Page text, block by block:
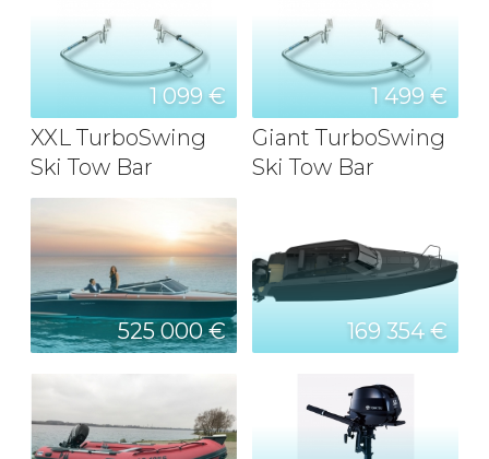
1 099 €
XXL TurboSwing
Ski Tow Bar
1 499 €
Giant TurboSwing
Ski Tow Bar
525 000 € 169 354 €